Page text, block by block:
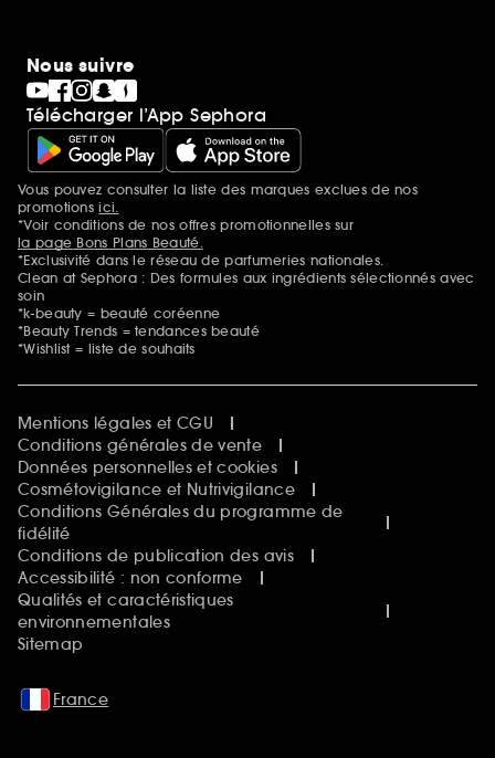
Nous suivre
Télécharger l’App Sephora
Mentions additionnelles
Vous pouvez consulter la liste des marques exclues de nos
promotionsici.
*Voir conditions de nos offres promotionnelles sur
la page Bons Plans Beauté.
*Exclusivité dans le réseau de parfumeries nationales.
Clean at Sephora : Des formules aux ingrédients sélectionnés avec
soin
*k-beauty = beauté coréenne
*Beauty Trends = tendances beauté
*Wishlist = liste de souhaits
Mentions légales et CGU
Conditions générales de vente
Données personnelles et cookies
Cosmétovigilance et Nutrivigilance
Conditions Générales du programme de
fidélité
Conditions de publication des avis
Accessibilité : non conforme
Qualités et caractéristiques
environnementales
Sitemap
France